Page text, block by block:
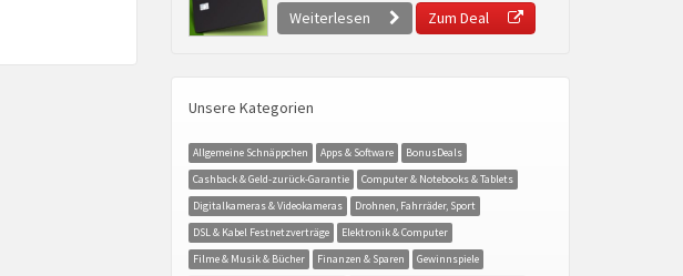
Weiterlesen
Zum Deal
Unsere Kategorien
Allgemeine Schnäppchen Apps & Software
BonusDeals
Cashback & Geld-zurück-Garantie
Computer & Notebooks & Tablets
Digitalkameras & Videokameras
Drohnen, Fahrräder, Sport
DSL & Kabel Festnetzverträge
Elektronik & Computer
Filme & Musik & Bücher
Finanzen & Sparen
Gewinnspiele